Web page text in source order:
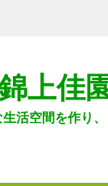
上佳
生活空間を作り